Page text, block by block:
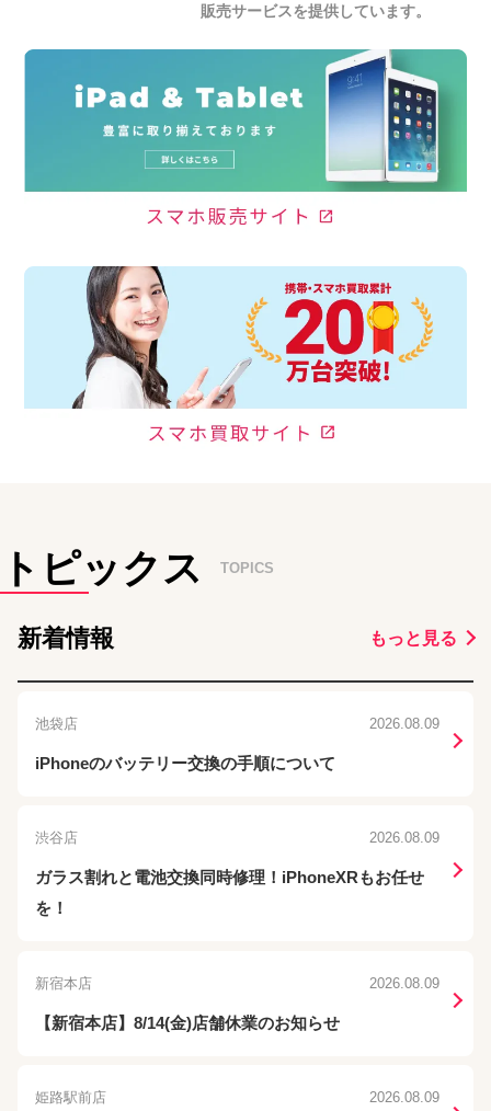
販売サービスを提供しています。
トピックス TOPICS
新着情報 もっと見る
池袋店 2026.08.09
iPhoneのバッテリー交換の手順について
渋谷店 2026.08.09
ガラス割れと電池交換同時修理！iPhoneXRもお任せ
を！
新宿本店 2026.08.09
【新宿本店】8/14(金)店舗休業のお知らせ
姫路駅前店 2026.08.09